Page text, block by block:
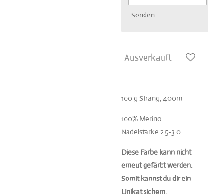
Senden
Ausverkauft
100 g Strang; 400m
100% Merino
Nadelstärke 2.5-3.0
Diese Farbe kann nicht
erneut gefärbt werden.
Somit kannst du dir ein
Unikat sichern.